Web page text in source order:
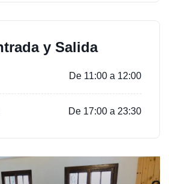
y Salida
De 11:00 a 12:00
De 17:00 a 23:30